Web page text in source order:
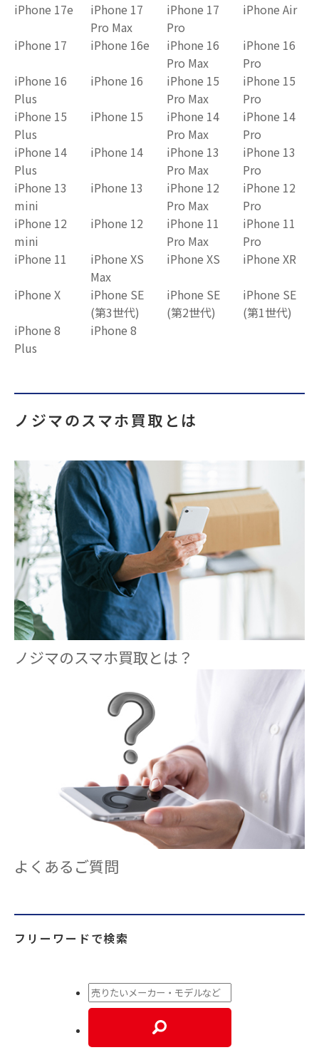
iPhone 17e
iPhone 17
Pro Max
iPhone 17
Pro
iPhone Air
iPhone 17 iPhone 16e
iPhone 16
Pro Max
iPhone 16
Pro
iPhone 16
Plus
iPhone 16
iPhone 15
Pro Max
iPhone 15
Pro
iPhone 15
Plus
iPhone 15
iPhone 14
Pro Max
iPhone 14
Pro
iPhone 14
Plus
iPhone 14
iPhone 13
Pro Max
iPhone 13
Pro
iPhone 13
mini
iPhone 13
iPhone 12
Pro Max
iPhone 12
Pro
iPhone 12
mini
iPhone 12
iPhone 11
Pro Max
iPhone 11
Pro
iPhone 11
iPhone XS
Max
iPhone XS iPhone XR
iPhone X
iPhone SE
(第3世代)
iPhone SE
(第2世代)
iPhone SE
(第1世代)
iPhone 8
Plus
iPhone 8
ノジマのスマホ買取とは
ノジマのスマホ買取とは？
よくあるご質問
フリーワードで検索